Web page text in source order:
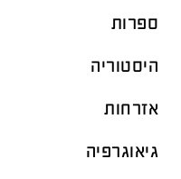
ספרות
היסטוריה
אזרחות
גיאוגרפיה